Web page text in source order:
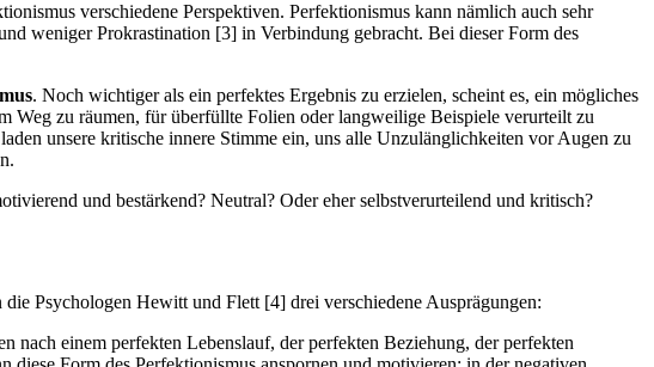
verschiedene Perspektiven. Perfektionismus kann nämlich auch sehr
weniger Prokrastination [3] in Verbindung gebracht. Bei dieser Form des
. Noch wichtiger als ein perfektes Ergebnis zu erzielen, scheint es, ein mögliches
Weg zu räumen, für überfüllte Folien oder langweilige Beispiele verurteilt zu
unsere kritische innere Stimme ein, uns alle Unzulänglichkeiten vor Augen zu
und bestärkend? Neutral? Oder eher selbstverurteilend und kritisch?
Psychologen Hewitt und Flett [4] drei verschiedene Ausprägungen:
nach einem perfekten Lebenslauf, der perfekten Beziehung, der perfekten